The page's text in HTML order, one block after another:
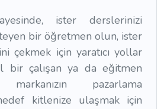
ister derslerinizi
bir öğretmen olun, ister
çekmek için yaratıcı yollar
bir çalışan ya da eğitmen
pazarlama
kitlenize ulaşmak için